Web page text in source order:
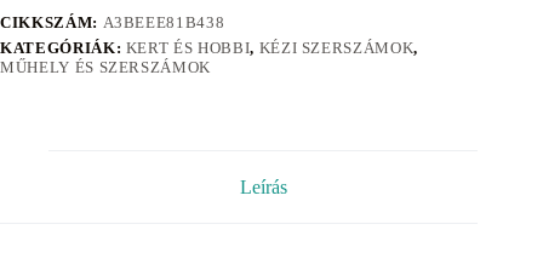
CIKKSZÁM: A3BEEE81B438
KATEGÓRIÁK: KERT ÉS HOBBI, KÉZI SZERSZÁMOK,
MŰHELY ÉS SZERSZÁMOK
Leírás